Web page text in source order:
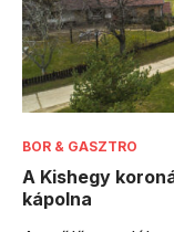
BOR & GASZTRO
A Kishegy
kápolna